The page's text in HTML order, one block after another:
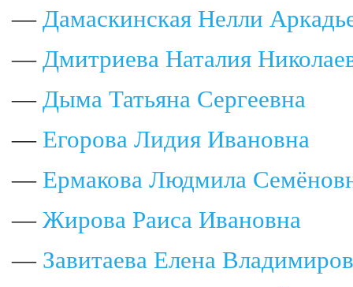
— Дамаскинская Нелли
— Дмитриева Наталия
— Дыма Татьяна Сергеевна
— Егорова Лидия Ивановна
— Ермакова Людмила
— Жирова Раиса Ивановна
— Завитаева Елена